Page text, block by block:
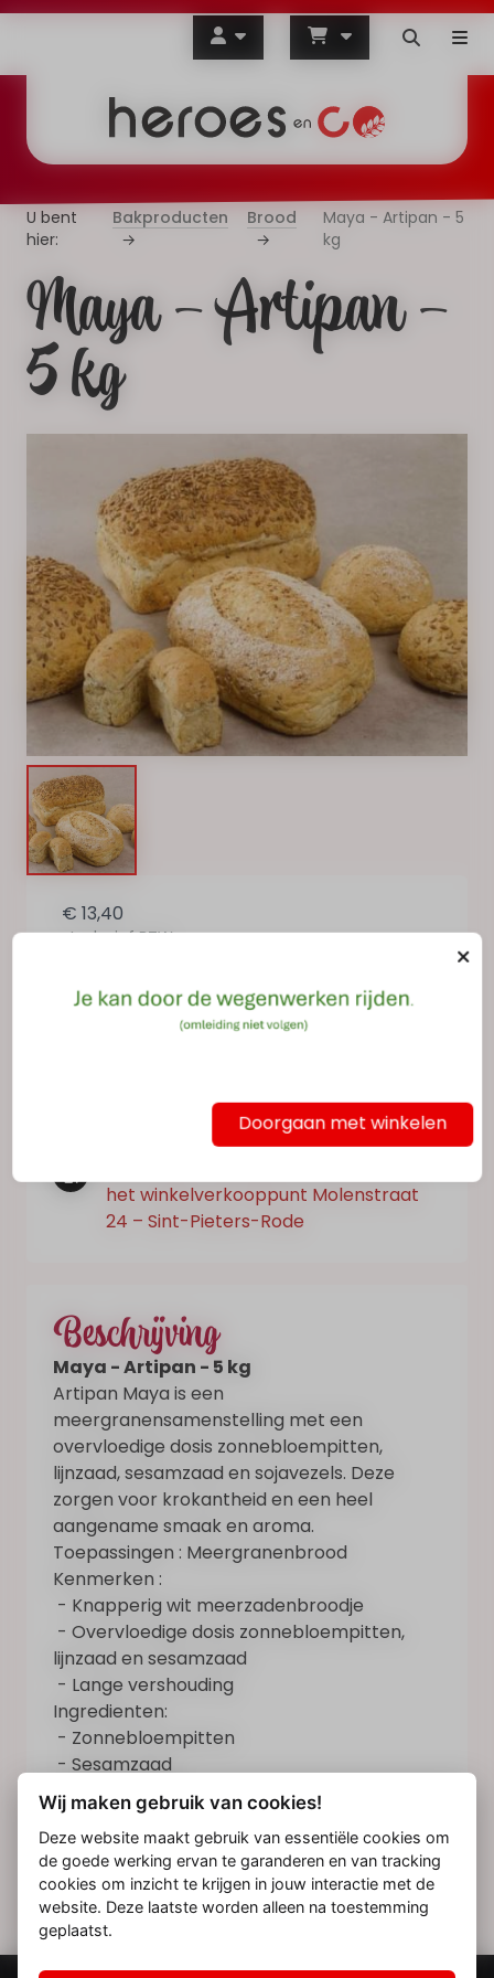
Bakproducten Brood
Maya - Artipan - 5
kg
Maya - Artipan -
5 kg
€ 13,40
Op voorraad
het winkelverkooppunt Molenstraat
24 – Sint-Pieters-Rode
Beschrijving
Maya - Artipan - 5 kg
Artipan Maya is een
meergranensamenstelling met een
overvloedige dosis zonnebloempitten,
lijnzaad, sesamzaad en sojavezels. Deze
zorgen voor krokantheid en een heel
aangename smaak en aroma.
Toepassingen : Meergranenbrood
Kenmerken :
- Knapperig wit meerzadenbroodje
- Overvloedige dosis zonnebloempitten,
lijnzaad en sesamzaad
- Lange vershouding
Ingredienten:
- Zonnebloempitten
- Sesamzaad
- Bruin lijnzaad
- Sojazemelen
Ook beschikbaar in zakken van 25 kg.
Doorgaan met winkelen
Wij maken gebruik van cookies!
Deze website maakt gebruik van essentiële cookies om
de goede werking ervan te garanderen en van tracking
cookies om inzicht te krijgen in jouw interactie met de
website. Deze laatste worden alleen na toestemming
geplaatst.